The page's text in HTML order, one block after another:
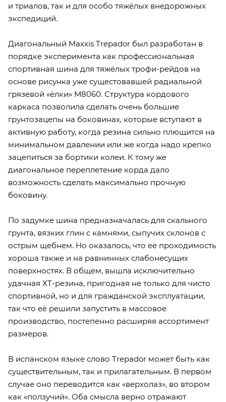
и триалов, так и для особо тяжёлых внедорожных
экспедиций.
Диагональный Maxxis Trepador был разработан в
порядке эксперимента как профессиональная
спортивная шина для тяжёлых трофи-рейдов на
основе рисунка уже сущестовавшей радиальной
грязевой «ёлки» М8060. Структура кордового
каркаса позволила сделать очень большие
грунтозацепы на боковинах, которые вступают в
активную работу, когда резина сильно плющится на
минимальном давлении или же когда надо крепко
зацепиться за бортики колеи. К тому же
диагональное переплетение корда дало
возможность сделать максимально прочную
боковину.
По задумке шина предназначалась для скального
грунта, вязких глин с камнями, сыпучих склонов с
острым щебнем. Но оказалось, что её проходимость
хороша также и на равнинных слабонесущих
поверхностях. В общем, вышла исключительно
удачная ХТ-резина, пригодная не только для чисто
спортивной, но и для гражданской эксплуатации,
так что её решили запустить в массовое
производство, постепенно расширяя ассортимент
размеров.
В испанском языке слово Trepador может быть как
существительным, так и прилагательным. В первом
случае оно переводится как «верхолаз», во втором
как «ползучий». Оба смысла верно отражают